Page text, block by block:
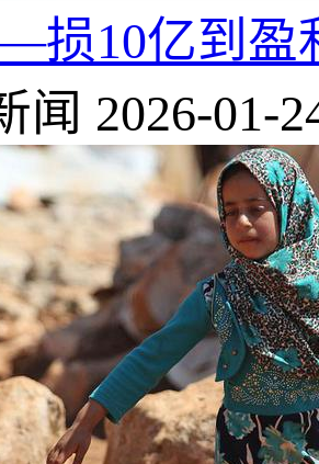
损10亿到盈
闻 2026-01-